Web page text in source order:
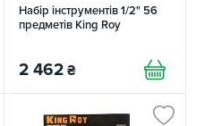
Набір інструментів 1/2" 56
предметів King Roy
2 462 ₴